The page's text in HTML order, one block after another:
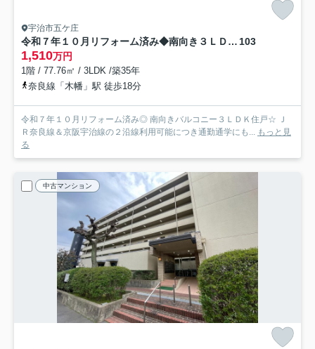
宇治市五ケ庄
令和７年１０月リフォーム済み◆南向き３ＬＤＫ◆ＪＲ＆京阪２沿線利用可◆グラン・ドムール宇治木幡 103
1,510万円
1階 / 77.76㎡ / 3LDK /築35年
奈良線「木幡」駅 徒歩18分
令和７年１０月リフォーム済み◎ 南向きバルコニー３ＬＤＫ住戸☆ Ｊ
Ｒ奈良線＆京阪宇治線の２沿線利用可能につき通勤通学にも...
もっと見
る
中古マンション